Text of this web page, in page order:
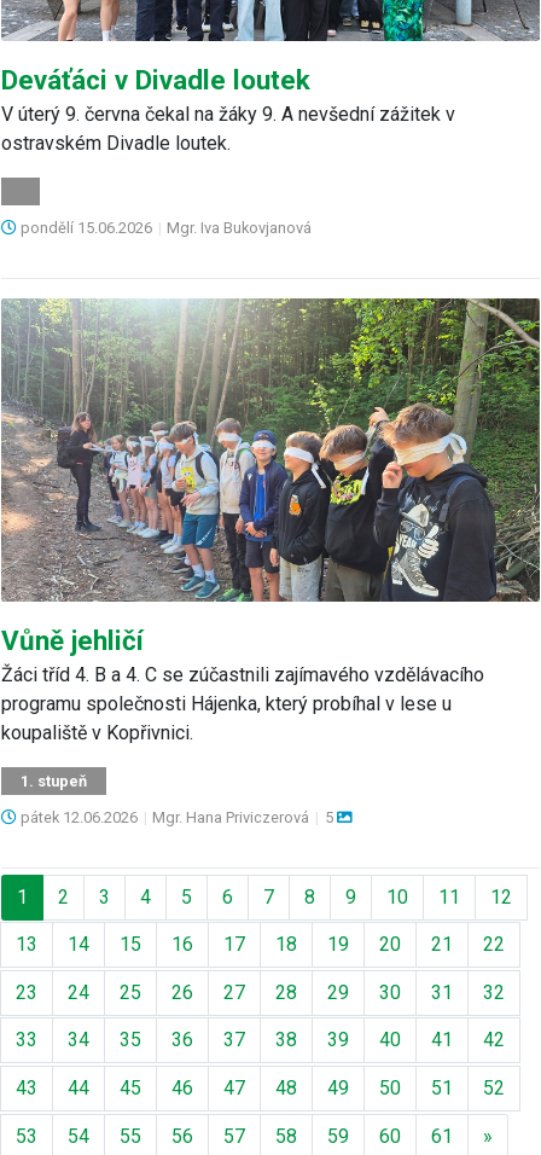
Deváťáci v Divadle loutek
V úterý 9. června čekal na žáky 9. A nevšední zážitek v
ostravském Divadle loutek.
pondělí 15.06.2026 | Mgr. Iva Bukovjanová
Vůně jehličí
Žáci tříd 4. B a 4. C se zúčastnili zajímavého vzdělávacího
programu společnosti Hájenka, který probíhal v lese u
koupaliště v Kopřivnici.
1. stupeň
pátek 12.06.2026 | Mgr. Hana Priviczerová | 5
1 2 3 4 5 6 7 8 9 10 11 12
13 14 15 16 17 18 19 20 21 22
23 24 25 26 27 28 29 30 31 32
33 34 35 36 37 38 39 40 41 42
43 44 45 46 47 48 49 50 51 52
53 54 55 56 57 58 59 60 61 »